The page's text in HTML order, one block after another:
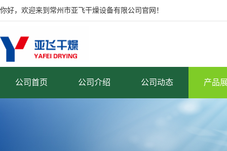
你好，欢迎来到常州市亚飞干燥设备有限公司官网！
公司首页 公司介绍 公司动态 产品